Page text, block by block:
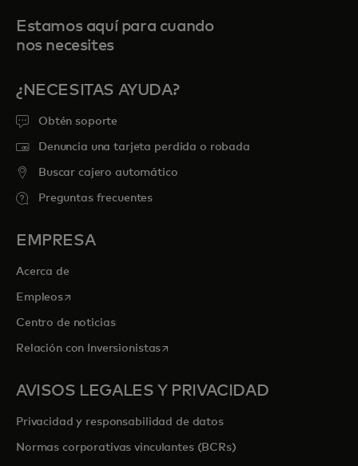
Estamos aquí para cuando
nos necesites
¿NECESITAS AYUDA?
Obtén soporte
Denuncia una tarjeta perdida o robada
Buscar cajero automático
Preguntas frecuentes
EMPRESA
Acerca de
Empleosse abre en una pestaña nueva
Centro de noticias
Relación con Inversionistasse abre en una pestaña nueva
AVISOS LEGALES Y PRIVACIDAD
Privacidad y responsabilidad de datos
Normas corporativas vinculantes (BCRs)